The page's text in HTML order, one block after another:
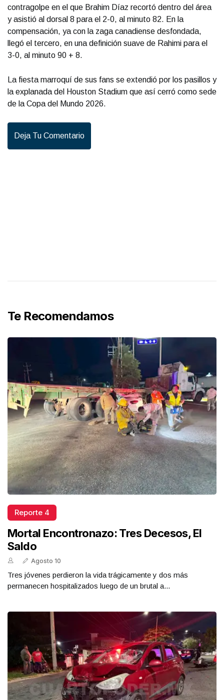
contragolpe en el que Brahim Díaz recortó dentro del área
y asistió al dorsal 8 para el 2-0, al minuto 82. En la
compensación, ya con la zaga canadiense desfondada,
llegó el tercero, en una definición suave de Rahimi para el
3-0, al minuto 90 + 8.
La fiesta marroquí de sus fans se extendió por los pasillos y
la explanada del Houston Stadium que así cerró como sede
de la Copa del Mundo 2026.
Deja Tu Comentario
Te Recomendamos
Reporte 4
Mortal Encontronazo: Tres Decesos, El
Saldo
Agosto 10
Tres jóvenes perdieron la vida trágicamente y dos más
permanecen hospitalizados luego de un brutal a...